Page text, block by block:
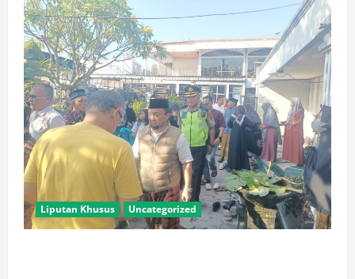
Liputan Khusus Uncategorized